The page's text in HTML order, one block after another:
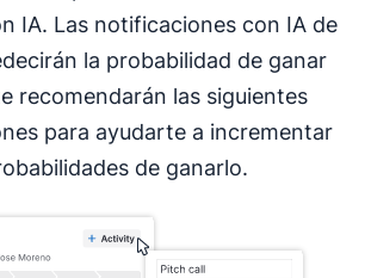
IA. Las notificaciones con IA de
la probabilidad de ganar
recomendarán las siguientes
para ayudarte a incrementar
de ganarlo.